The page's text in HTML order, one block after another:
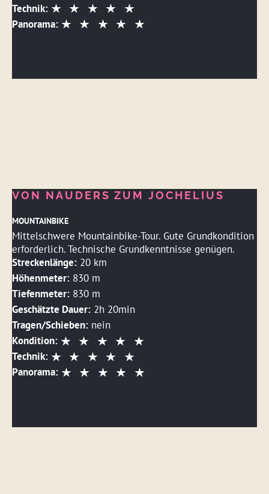
Technik:
Panorama:
VON NAUDERS ZUM JOCHELIUS
MOUNTAINBIKE
Mittelschwere Mountainbike-Tour. Gute Grundkondition
erforderlich. Technische Grundkenntnisse genügen.
Streckenlänge: 20 km
Höhenmeter: 830 m
Tiefenmeter: 830 m
Geschätzte Dauer: 2h 20min
Tragen/Schieben: nein
Kondition:
Technik:
Panorama: